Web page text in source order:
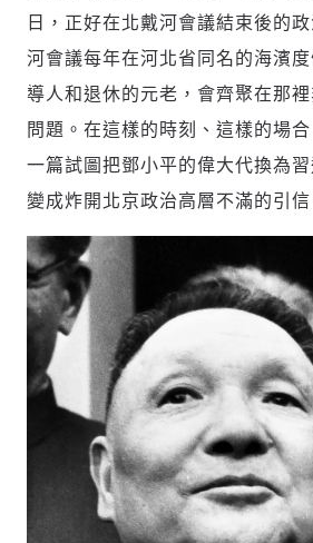
日，正好在北戴河會議結束後的
河會議每年在河北省同名的海濱
導人和退休的元老，會齊聚在那
問題。在這樣的時刻、這樣的場
一篇試圖把鄧小平的偉大代換為
變成炸開北京政治高層不滿的引信
存為草稿
規則說明